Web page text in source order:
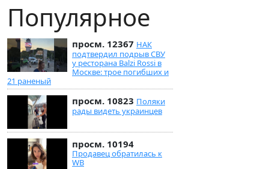
Популярное
просм. 12367 НАК
подтвердил подрыв СВУ
у ресторана Balzi Rossi в
Москве: трое погибших и
21 раненый
просм. 10823 Поляки
рады видеть украинцев
просм. 10194
Продавец обратилась к
WB